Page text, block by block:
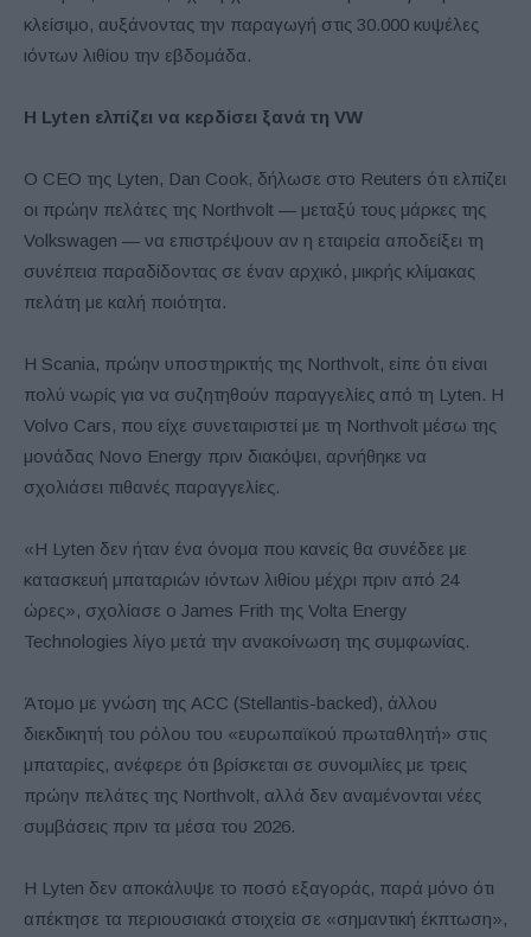
κλείσιμο, αυξάνοντας την παραγωγή στις 30.000 κυψέλες
ιόντων λιθίου την εβδομάδα.
Η Lyten ελπίζει να κερδίσει ξανά τη VW
Ο CEO της Lyten, Dan Cook, δήλωσε στο Reuters ότι ελπίζει
οι πρώην πελάτες της Northvolt — μεταξύ τους μάρκες της
Volkswagen — να επιστρέψουν αν η εταιρεία αποδείξει τη
συνέπεια παραδίδοντας σε έναν αρχικό, μικρής κλίμακας
πελάτη με καλή ποιότητα.
Η Scania, πρώην υποστηρικτής της Northvolt, είπε ότι είναι
πολύ νωρίς για να συζητηθούν παραγγελίες από τη Lyten. Η
Volvo Cars, που είχε συνεταιριστεί με τη Northvolt μέσω της
μονάδας Novo Energy πριν διακόψει, αρνήθηκε να
σχολιάσει πιθανές παραγγελίες.
«Η Lyten δεν ήταν ένα όνομα που κανείς θα συνέδεε με
κατασκευή μπαταριών ιόντων λιθίου μέχρι πριν από 24
ώρες», σχολίασε ο James Frith της Volta Energy
Technologies λίγο μετά την ανακοίνωση της συμφωνίας.
Άτομο με γνώση της ACC (Stellantis-backed), άλλου
διεκδικητή του ρόλου του «ευρωπαϊκού πρωταθλητή» στις
μπαταρίες, ανέφερε ότι βρίσκεται σε συνομιλίες με τρεις
πρώην πελάτες της Northvolt, αλλά δεν αναμένονται νέες
συμβάσεις πριν τα μέσα του 2026.
Η Lyten δεν αποκάλυψε το ποσό εξαγοράς, παρά μόνο ότι
απέκτησε τα περιουσιακά στοιχεία σε «σημαντική έκπτωση»,